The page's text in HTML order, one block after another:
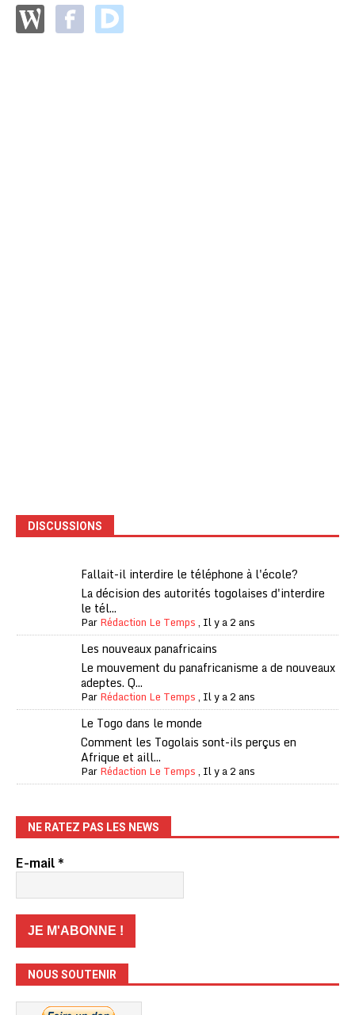
DISCUSSIONS
Fallait-il interdire le téléphone à l'école?
La décision des autorités togolaises d'interdire
le tél...
ParRédaction Le Temps, Il y a 2 ans
Les nouveaux panafricains
Le mouvement du panafricanisme a de nouveaux
adeptes. Q...
ParRédaction Le Temps, Il y a 2 ans
Le Togo dans le monde
Comment les Togolais sont-ils perçus en
Afrique et aill...
ParRédaction Le Temps, Il y a 2 ans
NE RATEZ PAS LES NEWS
E-mail*
NOUS SOUTENIR